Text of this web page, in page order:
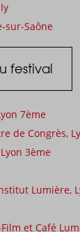
sur-Saône
festival
7ème
de Congrès,
3ème
Lumière,
et Café